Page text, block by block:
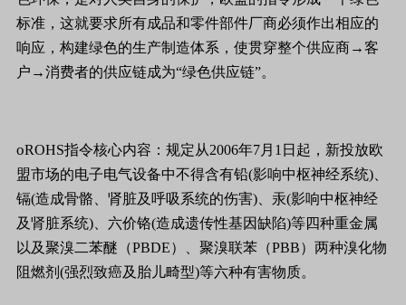
标准，这就要求所有成品和零件部件厂商必须作出相应的
响应，构建绿色的生产制造体系，使贯穿整个供应商→客
户→消费者的供应链成为“绿色供应链”。
oROHS指令核心内容：规定从2006年7月 1 日 起，新投放欧
盟市场的电子电气设备中不得含有铅(影响中枢神经系统)
镉(造成骨骼、肾脏及呼吸系统的伤害) 、汞(影响中枢神经
及肾脏系统) 、六价铬(造成遗传性基因缺陷)等四种重金属
以及聚溴二苯醚（PBDE）、聚溴联苯（PBB）两种溴化物
阻燃剂 (强烈致癌及胎儿畸型)等六种有害物质。